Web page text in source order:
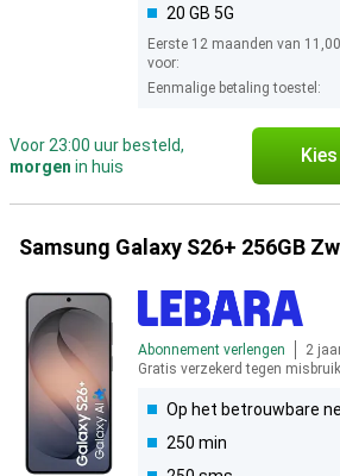
20 GB 5G
Eerste 12 maanden van
voor:
Eenmalige betaling toestel:
Voor 23:00 uur besteld,
morgen in huis
Samsung Galaxy S26+ 256GB
Abonnement verlengen
2
Gratis verzekerd tegen misbruik
Op het betrouwbare
250 min